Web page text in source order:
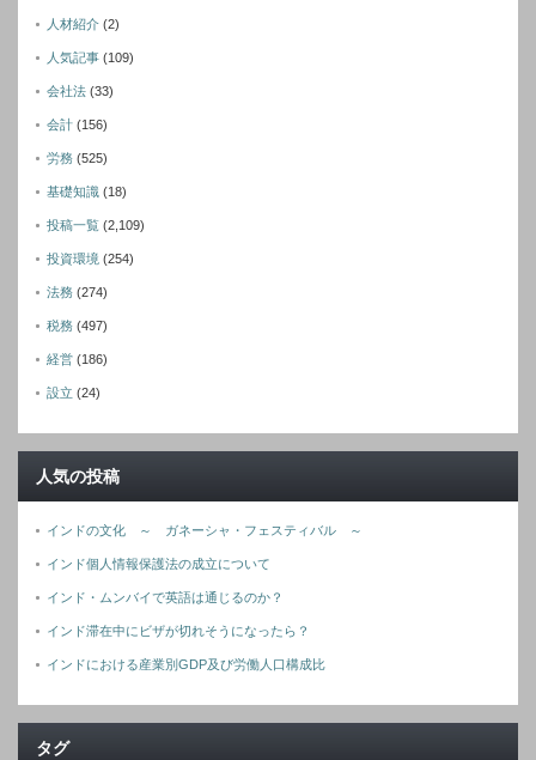
人材紹介 (2)
人気記事 (109)
会社法 (33)
会計 (156)
労務 (525)
基礎知識 (18)
投稿一覧 (2,109)
投資環境 (254)
法務 (274)
税務 (497)
経営 (186)
設立 (24)
人気の投稿
インドの文化 ～ ガネーシャ・フェスティバル ～
インド個人情報保護法の成立について
インド・ムンバイで英語は通じるのか？
インド滞在中にビザが切れそうになったら？
インドにおける産業別GDP及び労働人口構成比
タグ